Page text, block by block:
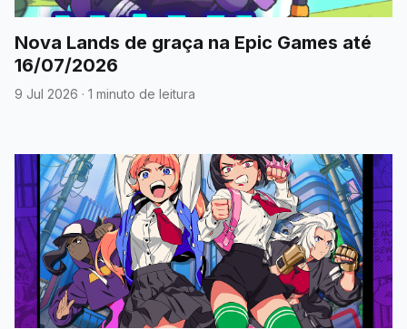
Nova Lands de graça na Epic Games até
16/07/2026
9 Jul 2026 · 1 minuto de leitura